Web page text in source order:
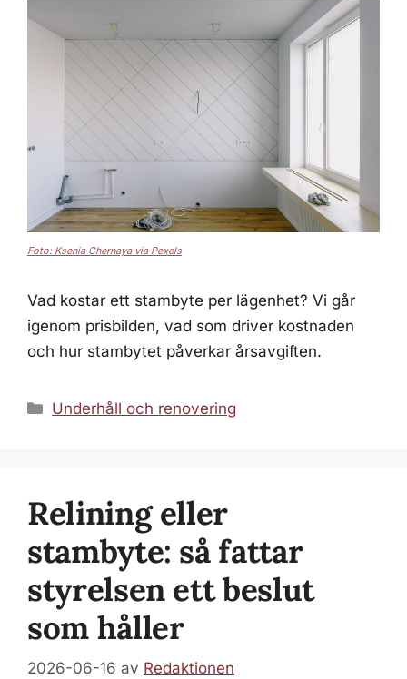
Foto: Ksenia Chernaya via Pexels
Vad kostar ett stambyte per lägenhet? Vi går
igenom prisbilden, vad som driver kostnaden
och hur stambytet påverkar årsavgiften.
Kategorier
Underhåll och renovering
Relining eller
stambyte: så fattar
styrelsen ett beslut
som håller
2026-06-16 av Redaktionen